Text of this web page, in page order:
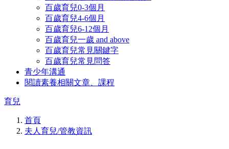
百歲育兒0-3個月
百歲育兒4-6個月
百歲育兒6-12個月
百歲育兒一歲 and above
百歲育兒常見關鍵字
百歲育兒常見問答
青少年溝通
閱讀素養相關文章、課程
育兒
首頁
夫人育兒/管教資訊